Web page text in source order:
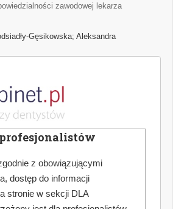
zawodowej lekarza
Gęsikowska; Aleksandra
stomatologicznych
najciekawszych naukowych publikacji
stomatologii.
wyboru urządzenia
zabiegowym
z obowiązującymi
dostęp do informacji
stronie w sekcji DLA